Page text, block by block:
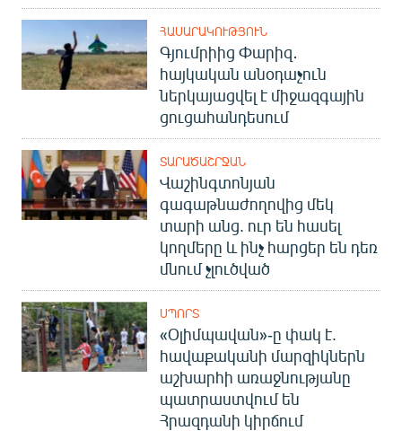
ՀԱՍԱՐԱԿՈՒԹՅՈՒՆ
Գյումրիից Փարիզ․
հայկական անօդաչուն
ներկայացվել է միջազգային
ցուցահանդեսում
ՏԱՐԱԾԱՇՐՋԱՆ
Վաշինգտոնյան
գագաթնաժողովից մեկ
տարի անց. ուր են հասել
կողմերը և ինչ հարցեր են դեռ
մնում չլուծված
ՍՊՈՐՏ
«Օլիմպավան»-ը փակ է.
հավաքականի մարզիկներն
աշխարհի առաջնությանը
պատրաստվում են
Հրազդանի կիրճում